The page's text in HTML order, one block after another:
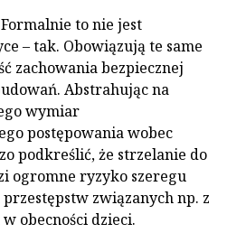
Formalnie to nie jest
– tak. Obowiązują te same
zachowania bezpiecznej
Abstrahując na
wymiar
postępowania wobec
podkreślić, że strzelanie do
ogromne ryzyko szeregu
związanych np. z
obecności dzieci.